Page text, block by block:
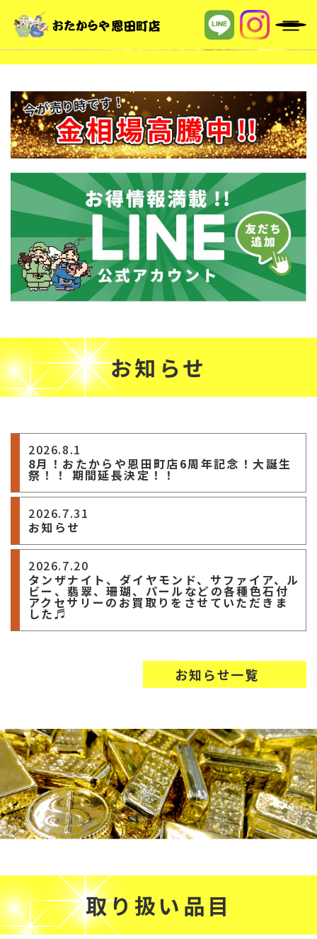
お知らせ
2026.8.1
8月！おたからや恩田町店6周年記念！大誕生
祭！！ 期間延長決定！！
2026.7.31
お知らせ
2026.7.20
タンザナイト、ダイヤモンド、サファイア、ル
ビー、翡翠、珊瑚、パールなどの各種色石付
アクセサリーのお買取りをさせていただきま
した♬
お知らせ一覧
取り扱い品目